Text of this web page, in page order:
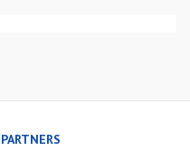
PARTNERS